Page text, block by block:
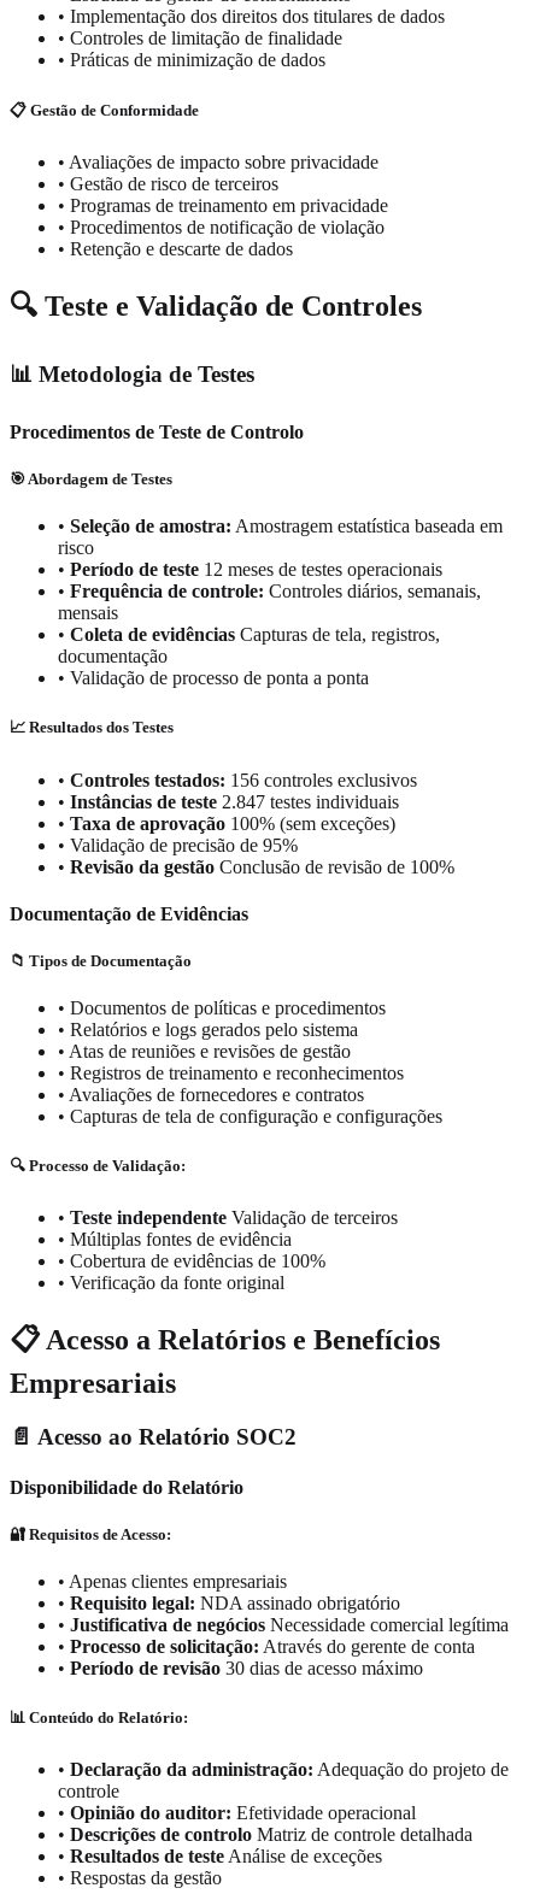
• Implementação dos direitos dos titulares de dados
• Controles de limitação de finalidade
• Práticas de minimização de dados
📋 Gestão de Conformidade
• Avaliações de impacto sobre privacidade
• Gestão de risco de terceiros
• Programas de treinamento em privacidade
• Procedimentos de notificação de violação
• Retenção e descarte de dados
🔍 Teste e Validação de Controles
📊 Metodologia de Testes
Procedimentos de Teste de Controlo
🎯 Abordagem de Testes
• Seleção de amostra: Amostragem estatística baseada em
risco
• Período de teste 12 meses de testes operacionais
• Frequência de controle: Controles diários, semanais,
mensais
• Coleta de evidências Capturas de tela, registros,
documentação
• Validação de processo de ponta a ponta
📈 Resultados dos Testes
• Controles testados: 156 controles exclusivos
• Instâncias de teste 2.847 testes individuais
• Taxa de aprovação 100% (sem exceções)
• Validação de precisão de 95%
• Revisão da gestão Conclusão de revisão de 100%
Documentação de Evidências
📁 Tipos de Documentação
• Documentos de políticas e procedimentos
• Relatórios e logs gerados pelo sistema
• Atas de reuniões e revisões de gestão
• Registros de treinamento e reconhecimentos
• Avaliações de fornecedores e contratos
• Capturas de tela de configuração e configurações
🔍 Processo de Validação:
• Teste independente Validação de terceiros
• Múltiplas fontes de evidência
• Cobertura de evidências de 100%
• Verificação da fonte original
📋 Acesso a Relatórios e Benefícios
Empresariais
📄 Acesso ao Relatório SOC2
Disponibilidade do Relatório
🔐 Requisitos de Acesso:
• Apenas clientes empresariais
• Requisito legal: NDA assinado obrigatório
• Justificativa de negócios Necessidade comercial legítima
• Processo de solicitação: Através do gerente de conta
• Período de revisão 30 dias de acesso máximo
📊 Conteúdo do Relatório:
• Declaração da administração: Adequação do projeto de
controle
• Opinião do auditor: Efetividade operacional
• Descrições de controlo Matriz de controle detalhada
• Resultados de teste Análise de exceções
• Respostas da gestão